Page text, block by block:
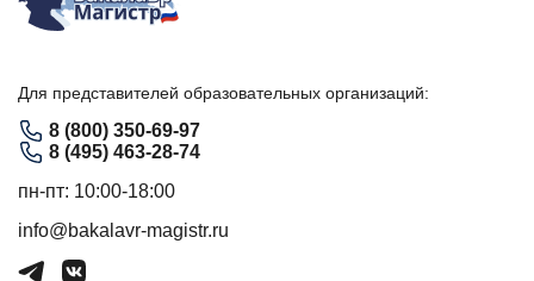
Для представителей образовательных организаций:
8 (800) 350-69-97
8 (495) 463-28-74
пн-пт: 10:00-18:00
info@bakalavr-magistr.ru